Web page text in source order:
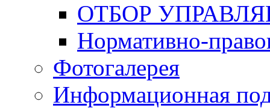
ОТБОР
Нормативно-
Фотогалерея
Информационная